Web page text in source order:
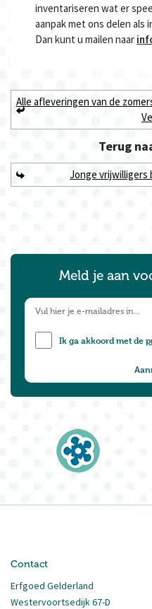
inventariseren wat er
aanpak met ons delen als
Dan kunt u mailen naar
Alle afleveringen van de
Terug
Jonge
Meld je aan
Ik ga akkoord met de
Contact
Erfgoed Gelderland
Westervoortsedijk 67-D